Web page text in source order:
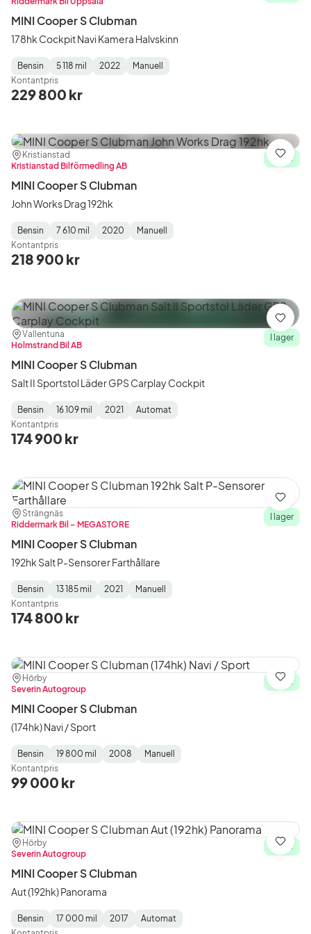
MINI Cooper S Clubman
178hk Cockpit Navi Kamera Halvskinn
Fuel
Type:
Bensin
Mätarställning:
5 118 mil
Model
Year:
2022
Gearbox
Type:
Manuell
Kontantpris
229 800 kr
Plats:
Kristianstad
Återförsäljare:
Kristianstad Bilförmedling AB
I lager
MINI Cooper S Clubman
John Works Drag 192hk
Fuel
Type:
Bensin
Mätarställning:
7 610 mil
Model
Year:
2020
Gearbox
Type:
Manuell
Kontantpris
218 900 kr
Spara
Plats:
Vallentuna
Återförsäljare:
Holmstrand Bil AB
I lager
MINI Cooper S Clubman
Salt II Sportstol Läder GPS Carplay Cockpit
Fuel
Type:
Bensin
Mätarställning:
16 109 mil
Model
Year:
2021
Gearbox
Type:
Automat
Kontantpris
174 900 kr
Spara
Plats:
Strängnäs
Återförsäljare:
Riddermark Bil – MEGASTORE
I lager
MINI Cooper S Clubman
192hk Salt P-Sensorer Farthållare
Fuel
Type:
Bensin
Mätarställning:
13 185 mil
Model
Year:
2021
Gearbox
Type:
Manuell
Kontantpris
174 800 kr
Spara
Plats:
Hörby
Återförsäljare:
Severin Autogroup
I lager
MINI Cooper S Clubman
(174hk) Navi / Sport
Fuel
Type:
Bensin
Mätarställning:
19 800 mil
Model
Year:
2008
Gearbox
Type:
Manuell
Kontantpris
99 000 kr
Spara
Plats:
Hörby
Återförsäljare:
Severin Autogroup
I lager
MINI Cooper S Clubman
Aut (192hk) Panorama
Fuel
Bensin
Mätarställning:
17 000 mil
Model
2017
Gearbox
Automat
Spara